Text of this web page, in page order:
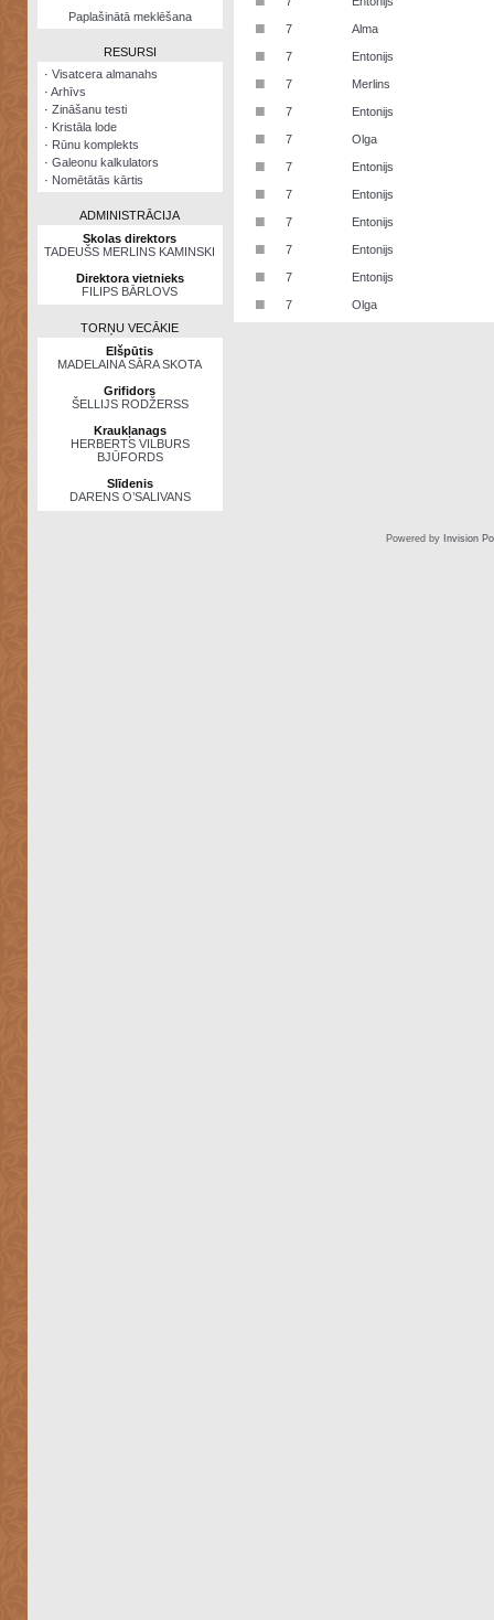
NomētātāsPaplašinātā meklēšana
RESURSI
· Visatcera almanahs
· Arhīvs
· Zināšanu testi
· Kristāla lode
· Rūnu komplekts
· Galeonu kalkulators
· Nomētātās kārtis
ADMINISTRĀCIJA
Skolas direktors
TADEUŠS MERLINS KAMINSKI
Direktora vietnieks
FILIPS BĀRLOVS
TORŅU VECĀKIE
Elšpūtis
MADELAINA SĀRA SKOTA
Grifidors
ŠELLIJS RODŽERSS
Kraukļanags
HERBERTS VILBURS
BJŪFORDS
Slīdenis
DARENS O’SALIVANS
■ 7 Alma
■ 7 Entonijs
■ 7 Merlins
■ 7 Entonijs
■ 7 Olga
■ 7 Entonijs
■ 7 Entonijs
■ 7 Entonijs
■ 7 Entonijs
■ 7 Entonijs
■ 7 Olga
Powered by Invision